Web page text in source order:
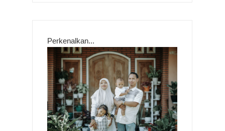
Perkenalkan...